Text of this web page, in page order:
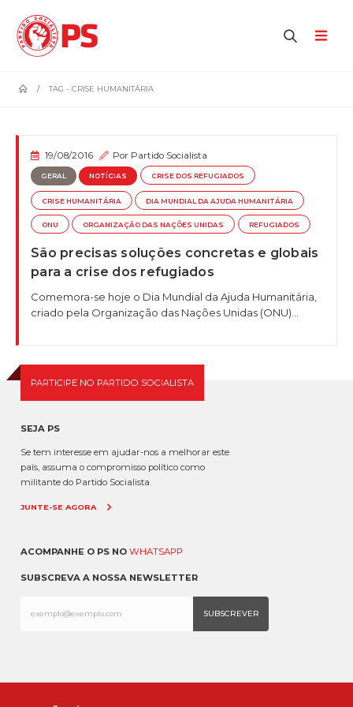
TAG - CRISE HUMANITÁRIA
19/08/2016 Por Partido Socialista
GERAL NOTÍCIAS CRISE DOS REFUGIADOS
CRISE HUMANITÁRIA DIA MUNDIAL DA AJUDA HUMANITÁRIA
ONU ORGANIZAÇÃO DAS NAÇÕES UNIDAS REFUGIADOS
São precisas soluções concretas e globais
para a crise dos refugiados
Comemora-se hoje o Dia Mundial da Ajuda Humanitária,
criado pela Organização das Nações Unidas (ONU)...
PARTICIPE NO PARTIDO SOCIALISTA
SEJA PS
Se tem interesse em ajudar-nos a melhorar este
país, assuma o compromisso político como
militante do Partido Socialista.
JUNTE-SE AGORA
ACOMPANHE O PS NO WHATSAPP
SUBSCREVA A NOSSA NEWSLETTER